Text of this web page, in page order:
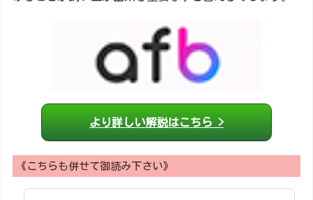
より詳しい解説はこちら >
《こちらも併せて御読み下さい》